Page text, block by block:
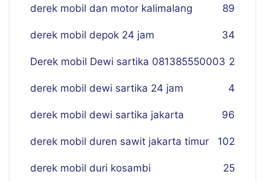
derek mobil dan motor kalimalang 89
derek mobil depok 24 jam 34
Derek mobil Dewi sartika 081385550003 2
derek mobil dewi sartika 24 jam 4
derek mobil dewi sartika jakarta 96
derek mobil duren sawit jakarta timur 102
derek mobil duri kosambi 25